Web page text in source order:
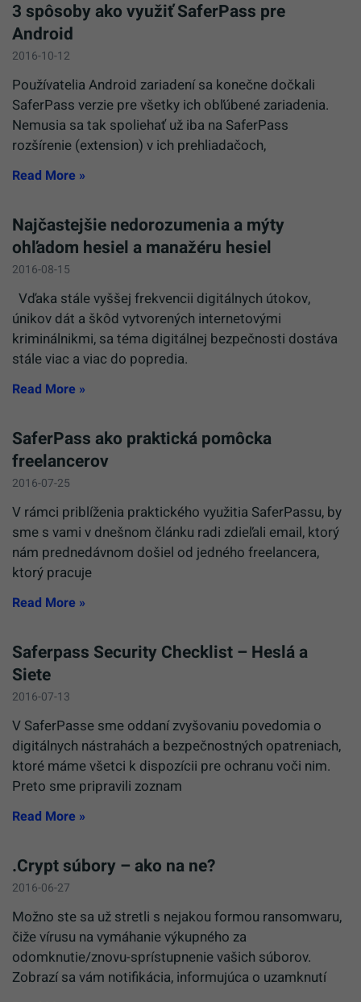
3 spôsoby ako využiť SaferPass pre
Android
2016-10-12
Používatelia Android zariadení sa konečne dočkali
SaferPass verzie pre všetky ich obľúbené zariadenia.
Nemusia sa tak spoliehať už iba na SaferPass
rozšírenie (extension) v ich prehliadačoch,
Read More »
Najčastejšie nedorozumenia a mýty
ohľadom hesiel a manažéru hesiel
2016-08-15
Vďaka stále vyššej frekvencii digitálnych útokov,
únikov dát a škôd vytvorených internetovými
kriminálnikmi, sa téma digitálnej bezpečnosti dostáva
stále viac a viac do popredia.
Read More »
SaferPass ako praktická pomôcka
freelancerov
2016-07-25
V rámci priblíženia praktického využitia SaferPassu, by
sme s vami v dnešnom článku radi zdieľali email, ktorý
nám prednedávnom došiel od jedného freelancera,
ktorý pracuje
Read More »
Saferpass Security Checklist – Heslá a
Siete
2016-07-13
V SaferPasse sme oddaní zvyšovaniu povedomia o
digitálnych nástrahách a bezpečnostných opatreniach,
ktoré máme všetci k dispozícii pre ochranu voči nim.
Preto sme pripravili zoznam
Read More »
.Crypt súbory – ako na ne?
2016-06-27
Možno ste sa už stretli s nejakou formou ransomwaru,
čiže vírusu na vymáhanie výkupného za
odomknutie/znovu-sprístupnenie vašich súborov.
Zobrazí sa vám notifikácia, informujúca o uzamknutí